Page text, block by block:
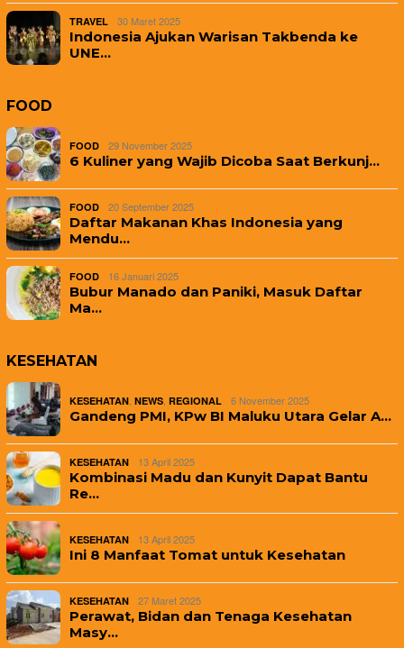
TRAVEL 30 Maret 2025
Indonesia Ajukan Warisan Takbenda ke
UNE…
FOOD
FOOD 29 November 2025
6 Kuliner yang Wajib Dicoba Saat Berkunj…
FOOD 20 September 2025
Daftar Makanan Khas Indonesia yang
Mendu…
FOOD 16 Januari 2025
Bubur Manado dan Paniki, Masuk Daftar
Ma…
KESEHATAN
KESEHATAN NEWS REGIONAL 6 November 2025
Gandeng PMI, KPw BI Maluku Utara Gelar A…
KESEHATAN 13 April 2025
Kombinasi Madu dan Kunyit Dapat Bantu
Re…
KESEHATAN 13 April 2025
Ini 8 Manfaat Tomat untuk Kesehatan
KESEHATAN 27 Maret 2025
Perawat, Bidan dan Tenaga Kesehatan
Masy…